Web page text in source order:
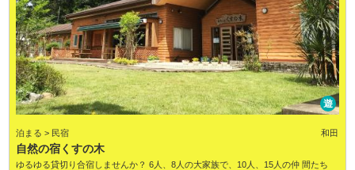
遊
泊まる > 民宿 和田
自然の宿くすの木
ゆるゆる貸切り合宿しませんか？ 6人、8人の大家族で、10人、15人の仲 間たち